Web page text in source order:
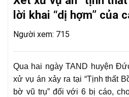
lời khai “dị hợm” của
Người xem: 715
Qua hai ngày TAND huyện
xử vụ án xảy ra tại “Tịnh thất
bờ vũ trụ” đối với 6 bị cáo,